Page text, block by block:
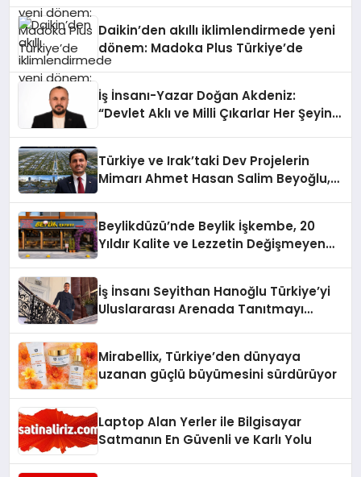
Daikin’den akıllı iklimlendirmede yeni
dönem: Madoka Plus Türkiye’de
İş İnsanı-Yazar Doğan Akdeniz:
“Devlet Aklı ve Milli Çıkarlar Her Şeyin
Türkiye ve Irak’taki Dev Projelerin
Mimarı Ahmet Hasan Salim Beyoğlu,
Hayata Geçirecek
Beylikdüzü’nde Beylik İşkembe, 20
Yıldır Kalite ve Lezzetin Değişmeyen
İş İnsanı Seyithan Hanoğlu Türkiye’yi
Uluslararası Arenada Tanıtmayı
Mirabellix, Türkiye’den dünyaya
uzanan güçlü büyümesini sürdürüyor
Laptop Alan Yerler ile Bilgisayar
Satmanın En Güvenli ve Karlı Yolu